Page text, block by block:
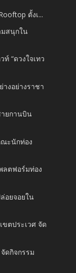
ตั้งเ...
มสนุกใน
“ดวงใจเทว
างอย่างราชา
ยกานบิน
ณะนักท่อง
ลตฟอร์มท่อง
อยจอยใน
ตประเวศ จัด
ดกิจกรรม